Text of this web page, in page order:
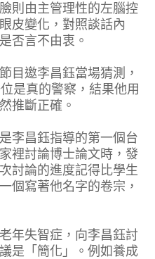
則由主管理性的左腦控
皮變化，對照談話內
否言不由衷。
目邀李昌鈺當場猜測，
是真的警察，結果他用
推斷正確。
李昌鈺指導的第一個台
裡討論博士論文時，發
討論的進度記得比學生
個寫著他名字的卷宗，
年失智症，向李昌鈺討
是「簡化」。例如養成